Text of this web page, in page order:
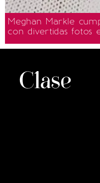
Meghan Markle
con divertidas fotos